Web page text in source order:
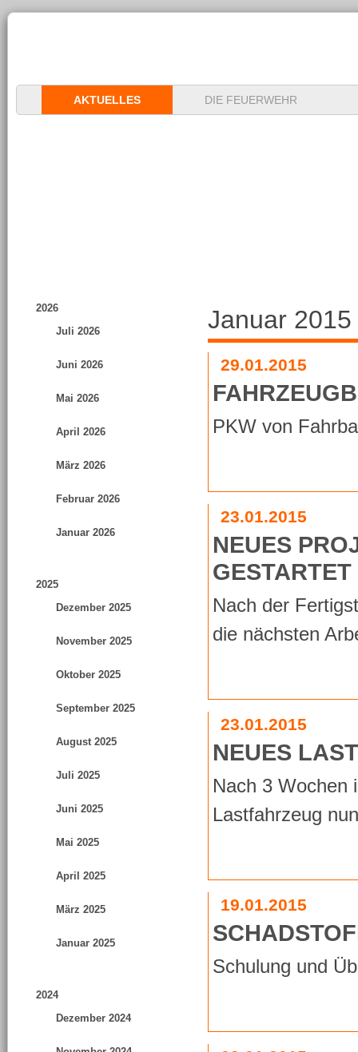
Navigation
überspringenAKTUELLES DIE FEUERWEHR
2026
Juli 2026
Juni 2026
Mai 2026
April 2026
März 2026
Februar 2026
Januar 2026
2025
Dezember 2025
November 2025
Oktober 2025
September 2025
August 2025
Juli 2025
Juni 2025
Mai 2025
April 2025
März 2025
Januar 2025
2024
Dezember 2024
Januar 2015
29.01.2015
PKW von
23.01.2015
NEUES
GESTARTET
Nach der
die nächsten
23.01.2015
NEUES
Nach 3 Wochen
Lastfahrzeug
19.01.2015
Schulung und